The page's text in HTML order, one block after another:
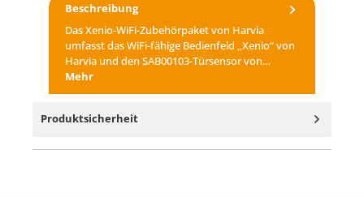
Beschreibung
Das Xenio-WiFi-Zubehörpaket von Harvia
umfasst das WiFi-fähige Bedienfeld „Xenio“ von
Harvia und den SAB00103-Türsensor von…
Mehr
Produktsicherheit